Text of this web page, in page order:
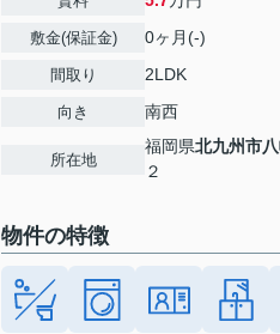
敷金(保証金) 0ヶ月(-)
間取り 2LDK
向き 南西
所在地
福岡県北九州市
２
物件の特徴